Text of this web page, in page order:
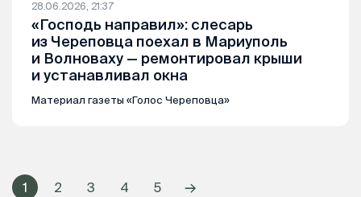
28.06.2026, 21:37
«Господь направил»: слесарь
из Череповца поехал в Мариуполь
и Волноваху — ремонтировал крыши
и устанавливал окна
Материал газеты «Голос Череповца»
1 2 3 4 5 →